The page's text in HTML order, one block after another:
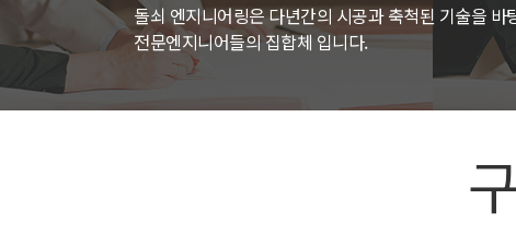
돌쇠 엔지니어링은 다년간의 시공과 축척된 기술을
전문엔지니어들의 집합체 입니다.